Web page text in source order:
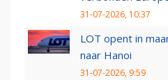
31-07-2026, 10:37
LOT opent in
naar Hanoi
31-07-2026, 9:59